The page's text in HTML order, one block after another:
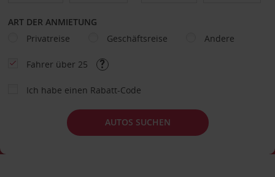
ART DER ANMIETUNG
Privatreise
Geschäftsreise Andere
Fahrer über 25
Ich habe einen Rabatt-Code
AUTOS SUCHEN